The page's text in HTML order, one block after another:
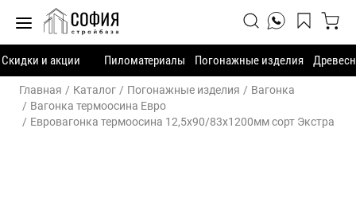
Скидки и акции Пиломатериалы Погонажные изделия
Главная Каталог Погонажные изделия
Вагонка
Вагонка термоосина Евро
Евровагонка термоосина 12,5х90/83х1200мм сорт Экстра